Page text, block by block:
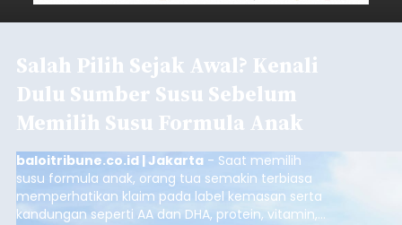
Salah Pilih Sejak Awal? Kenali
Dulu Sumber Susu Sebelum
Memilih Susu Formula Anak
baloitribune.co.id | Jakarta - Saat memilih
susu formula anak, orang tua semakin terbiasa
memperhatikan klaim pada label kemasan serta
kandungan seperti AA dan DHA, protein, vitamin,